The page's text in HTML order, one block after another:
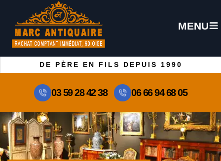
MENU
DE PÈRE EN FILS DEPUIS 1990
03 59 28 42 38 06 66 94 68 05